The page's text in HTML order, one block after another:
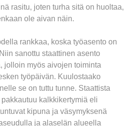
rasitu, joten turha sitä on huoltaa,
ole aivan näin.
rankkaa, koska työasento on
sanottu staattinen asento
jolloin myös aivojen toiminta
työpäivän. Kuulostaako
se on tuttu tunne. Staattista
kalkkikertymiä eli
kipuna ja väsymyksenä
ja alaselän alueella